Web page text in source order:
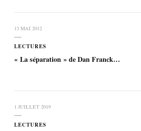
13 MAI 2012
LECTURES
« La séparation » de Dan Franck…
1 JUILLET 2019
LECTURES